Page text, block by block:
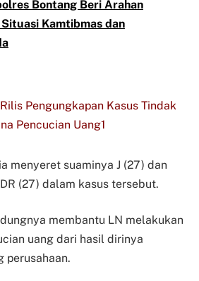
Bontang Beri Arahan
Kamtibmas dan
menyeret suaminya J (27) dan
(27) dalam kasus tersebut.
membantu LN melakukan
uang dari hasil dirinya
perusahaan.